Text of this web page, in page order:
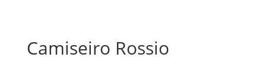
Camiseiro Rossio